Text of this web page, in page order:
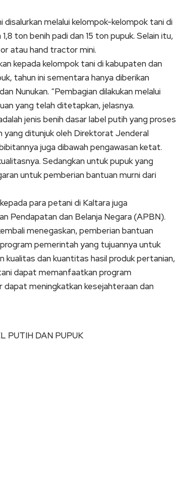
melalui kelompok-kelompok tani di
ton benih padi dan 15 ton pupuk. Selain itu,
atau hand tractor mini.
kepada kelompok tani di kabupaten dan
tahun ini sementara hanya diberikan
Nunukan. “Pembagian dilakukan melalui
yang telah ditetapkan, jelasnya.
jenis benih dasar label putih yang proses
yang ditunjuk oleh Direktorat Jenderal
juga dibawah pengawasan ketat.
Sedangkan untuk pupuk yang
untuk pemberian bantuan murni dari
para petani di Kaltara juga
Pendapatan dan Belanja Negara (APBN).
menegaskan, pemberian bantuan
pemerintah yang tujuannya untuk
kualitas dan kuantitas hasil produk pertanian,
dapat memanfaatkan program
meningkatkan kesejahteraan dan
PUTIH DAN PUPUK